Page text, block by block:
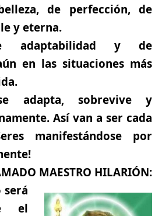
de perfección, de
y eterna.
adaptabilidad y de
en las situaciones más
adapta, sobrevive y
Así van a ser cada
manifestándose por
MAESTRO HILARIÓN:
será
el